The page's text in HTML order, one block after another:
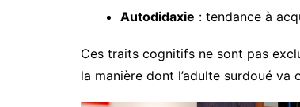
Autodidaxie : tendance à
Ces traits cognitifs ne sont pas
la manière dont l’adulte surdoué